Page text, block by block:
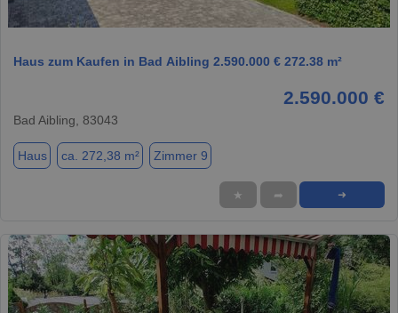
1 / 1
Haus zum Kaufen in Bad Aibling 2.590.000 € 272.38 m²
2.590.000 €
Bad Aibling, 83043
Haus ca. 272,38 m² Zimmer 9
★ ➦ ➜